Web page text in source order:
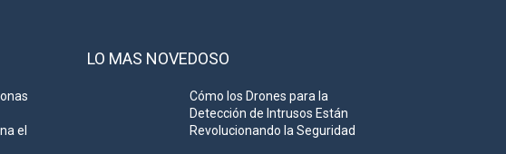
el
LO MAS NOVEDOSO
Cómo los Drones para la
Detección de Intrusos Están
Revolucionando la Seguridad